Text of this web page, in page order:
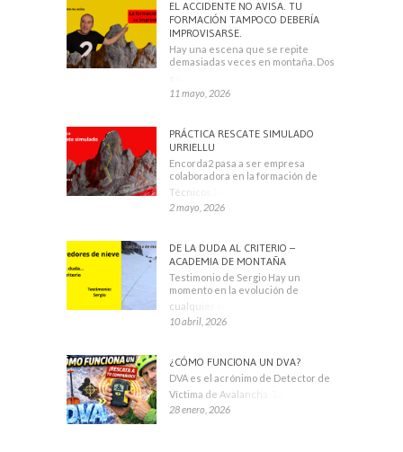
EL ACCIDENTE NO AVISA. TU
FORMACIÓN TAMPOCO DEBERÍA
IMPROVISARSE.
Hay una escena que se repite
demasiadas veces en montaña. Dos
11 mayo, 2026
PRÁCTICA RESCATE SIMULADO
URRIELLU
Encorda2 pasa a ser empresa
colaboradora en la formación de
Técnicos Deportivos
2 mayo, 2026
DE LA DUDA AL CRITERIO –
ACADEMIA DE MONTAÑA
Testimonio de Sergio Hay un
momento en la evolución de
cualquier montañero
10 abril, 2026
¿CÓMO FUNCIONA UN DVA?
DVA es el acrónimo de Detector de
Víctima de Avalancha. También se
28 enero, 2026